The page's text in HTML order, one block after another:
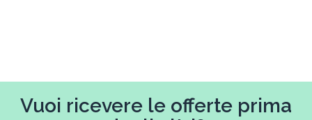
Vuoi ricevere le offerte prima